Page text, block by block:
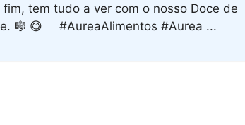
tem tudo a ver com o nosso Doce de
🎼 😋⠀⠀#AureaAlimentos #Aurea ...